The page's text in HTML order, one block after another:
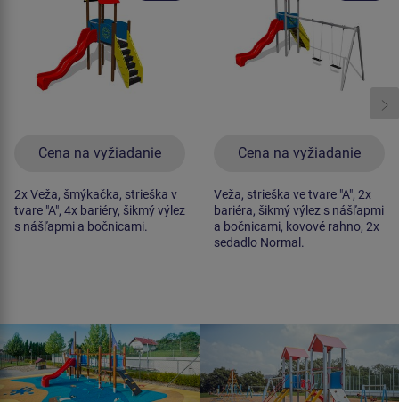
Cena na vyžiadanie
2x Veža, šmýkačka, strieška v
tvare "A", 4x bariéry, šikmý výlez
s nášľapmi a bočnicami.
Cena na vyžiadanie
Veža, strieška ve tvare "A", 2x
bariéra, šikmý výlez s nášľapmi
a bočnicami, kovové rahno, 2x
sedadlo Normal.